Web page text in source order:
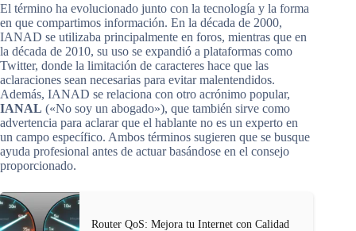
El término ha evolucionado junto con la tecnología y la forma
en que compartimos información. En la década de 2000,
IANAD se utilizaba principalmente en foros, mientras que en
la década de 2010, su uso se expandió a plataformas como
Twitter, donde la limitación de caracteres hace que las
aclaraciones sean necesarias para evitar malentendidos.
Además, IANAD se relaciona con otro acrónimo popular,
IANAL («No soy un abogado»), que también sirve como
advertencia para aclarar que el hablante no es un experto en
un campo específico. Ambos términos sugieren que se busque
ayuda profesional antes de actuar basándose en el consejo
proporcionado.
Router QoS: Mejora tu Internet con Calidad